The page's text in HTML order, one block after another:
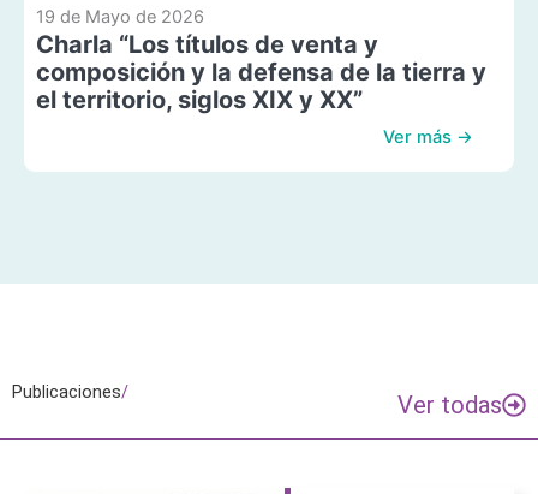
19 de Mayo de 2026
Charla “Los títulos de venta y
composición y la defensa de la tierra y
el territorio, siglos XIX y XX”
Ver más →
Publicaciones/ Ver todas